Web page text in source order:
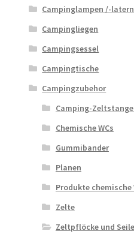
Campinglampen /-
Campingliegen
Campingsessel
Campingtische
Campingzubehor
Camping-
Chemische WCs
Gummibander
Planen
Produkte chemische
Zelte
Zeltpflöcke und